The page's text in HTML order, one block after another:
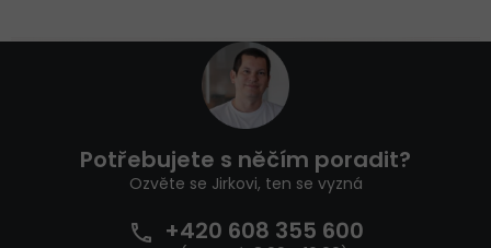
Potřebujete s něčím poradit?
Ozvěte se Jirkovi, ten se vyzná
+420 608 355 600